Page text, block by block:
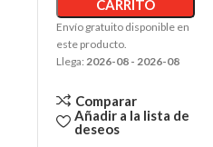
CARRITO
Envío gratuito disponible en
este producto.
Llega: 2026-08 - 2026-08
Comparar
Añadir a la lista de
deseos